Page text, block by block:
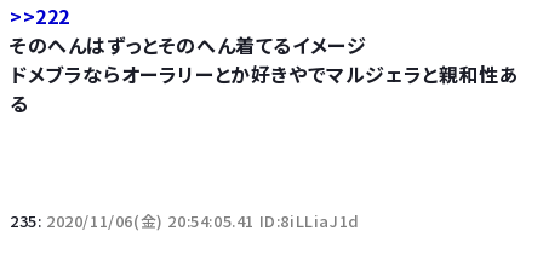
>>222
そのへんはずっとそのへん着てるイメージ
ドメブラならオーラリーとか好きやでマルジェラと親和性あ
る
235: 2020/11/06(金) 20:54:05.41 ID:8iLLiaJ1d